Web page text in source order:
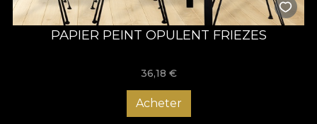
PAPIER PEINT OPULENT FRIEZES
36,18 €
Acheter